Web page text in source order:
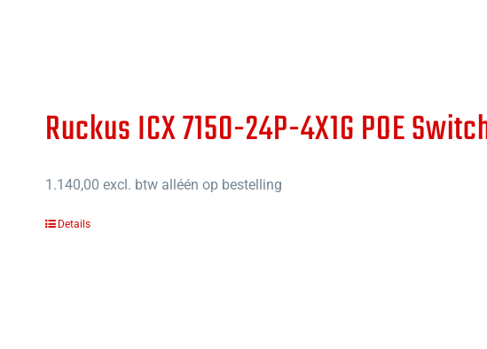
Ruckus ICX 7150-24P-4X1G POE
1.140,00 excl. btw alléén op bestelling
Details